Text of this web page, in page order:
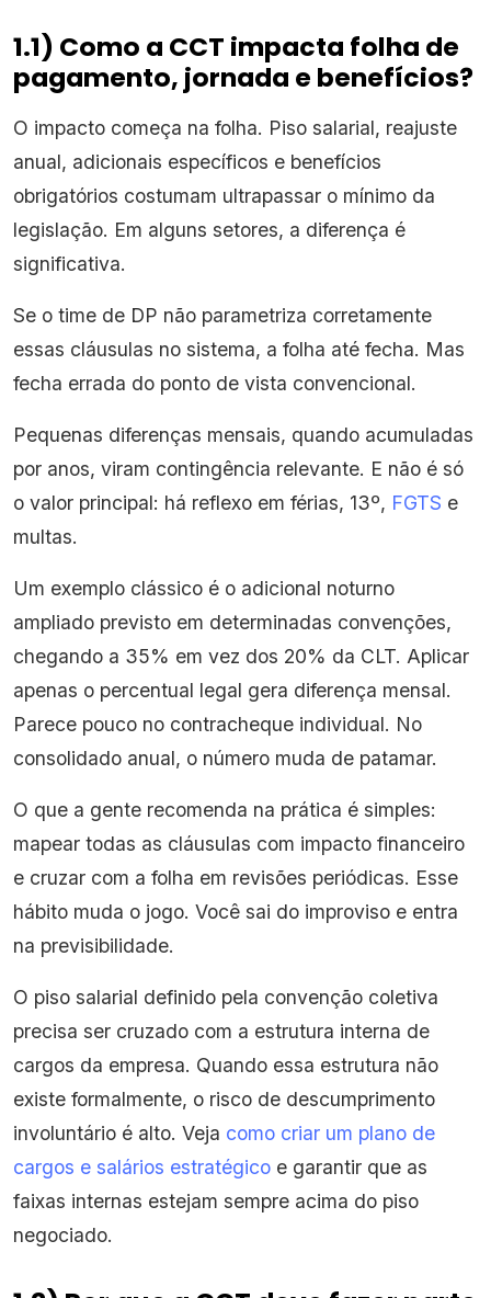
1.1) Como a CCT impacta folha de
pagamento, jornada e benefícios?
O impacto começa na folha. Piso salarial, reajuste
anual, adicionais específicos e benefícios
obrigatórios costumam ultrapassar o mínimo da
legislação. Em alguns setores, a diferença é
significativa.
Se o time de DP não parametriza corretamente
essas cláusulas no sistema, a folha até fecha. Mas
fecha errada do ponto de vista convencional.
Pequenas diferenças mensais, quando acumuladas
por anos, viram contingência relevante. E não é só
o valor principal: há reflexo em férias, 13º, FGTS e
multas.
Um exemplo clássico é o adicional noturno
ampliado previsto em determinadas convenções,
chegando a 35% em vez dos 20% da CLT. Aplicar
apenas o percentual legal gera diferença mensal.
Parece pouco no contracheque individual. No
consolidado anual, o número muda de patamar.
O que a gente recomenda na prática é simples:
mapear todas as cláusulas com impacto financeiro
e cruzar com a folha em revisões periódicas. Esse
hábito muda o jogo. Você sai do improviso e entra
na previsibilidade.
O piso salarial definido pela convenção coletiva
precisa ser cruzado com a estrutura interna de
cargos da empresa. Quando essa estrutura não
existe formalmente, o risco de descumprimento
involuntário é alto. Veja como criar um plano de
cargos e salários estratégico e garantir que as
faixas internas estejam sempre acima do piso
negociado.